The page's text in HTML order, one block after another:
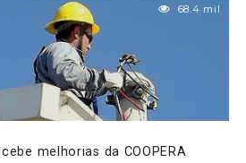
68.4 mil
melhorias da COOPERA